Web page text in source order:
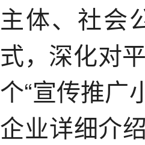
主体、社会
式，深化对
个“宣传推广
企业详细介